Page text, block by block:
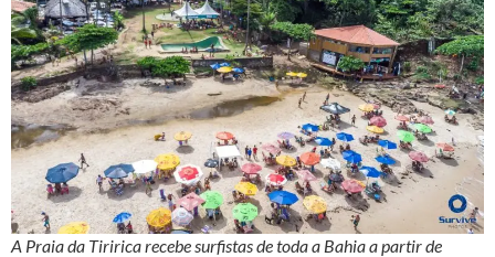
A Praia da Tiririca recebe surfistas de toda a Bahia a partir de